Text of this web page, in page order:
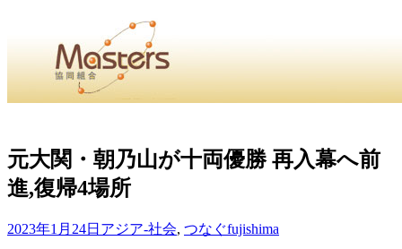
せ・
・Home・ ・理 念・ ・沿 革・ ・組織図・ ・会
協同組合Masters／
国土交通省・経済産業省・農林水産省・厚生労働省 認可
元大関・朝乃山が十両優勝 再入幕へ前
進,復帰4場所
2023年1月24日 アジア-社会, つなぐfujishima